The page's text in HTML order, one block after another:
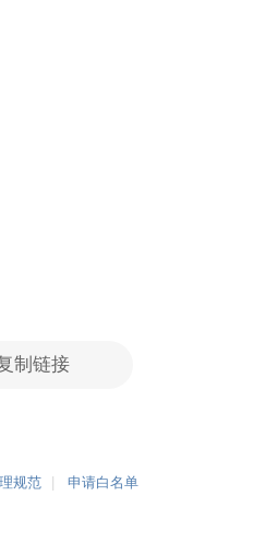
制链接
规范 申请白名单